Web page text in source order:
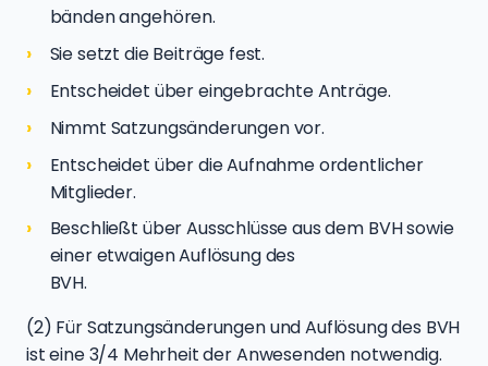
bänden angehören.
Sie setzt die Beiträge fest.
Entscheidet über eingebrachte Anträge.
Nimmt Satzungsänderungen vor.
Entscheidet über die Aufnahme ordentlicher
Mitglieder.
Beschließt über Ausschlüsse aus dem BVH sowie
einer etwaigen Auflösung des
BVH.
(2) Für Satzungsänderungen und Auflösung des BVH
ist eine 3/4 Mehrheit der Anwesenden notwendig.